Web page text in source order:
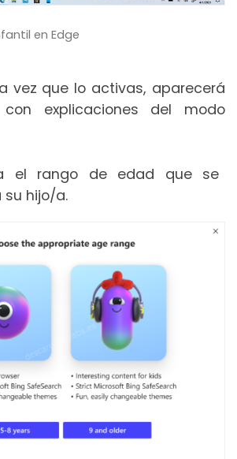
en Edge
vez que lo activas, aparecerá
explicaciones del modo
el rango de edad que se
su hijo/a.